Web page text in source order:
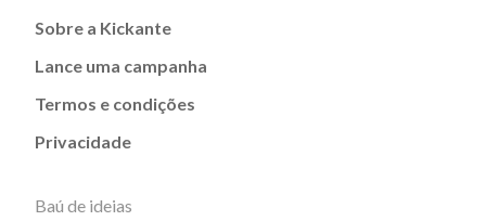
Sobre a Kickante
Lance uma campanha
Termos e condições
Privacidade
Baú de ideias